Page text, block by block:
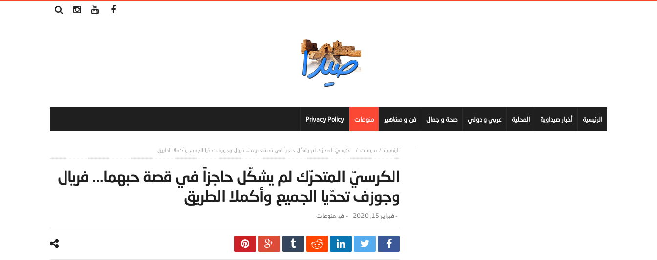
الرئيسية أخبار صيداوية المحلية عربي و دولي صحة و جمال فن و مشاهير منوعات Privacy Policy
منوعات الكرسيّ المتحرّك لم يشكّل حاجزاً في قصة حبهما… فريال وجوزف تحدّيا الجميع وأكملا الطريق
الكرسيّ المتحرّك لم يشكّل حاجزاً في قصة حبهما… فريال
وجوزف تحدّيا الجميع وأكملا الطريق
- فبراير 15, 2020 - ‎في منوعات